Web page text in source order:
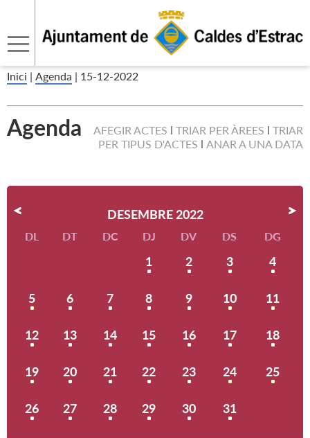
Inici | Agenda | 15-12-2022
Agenda AFEGIR ACTES TRIAR PER ÀREES
TRIAR
PER TIPUS D'ACTES
ANAR A UNA DATA
DESEMBRE 2022
DL DT DC DJ DV DS DG
1 2 3 4
5 6 7 8 9 10 11
12 13 14 15 16 17 18
19 20 21 22 23 24 25
26 27 28 29 30 31